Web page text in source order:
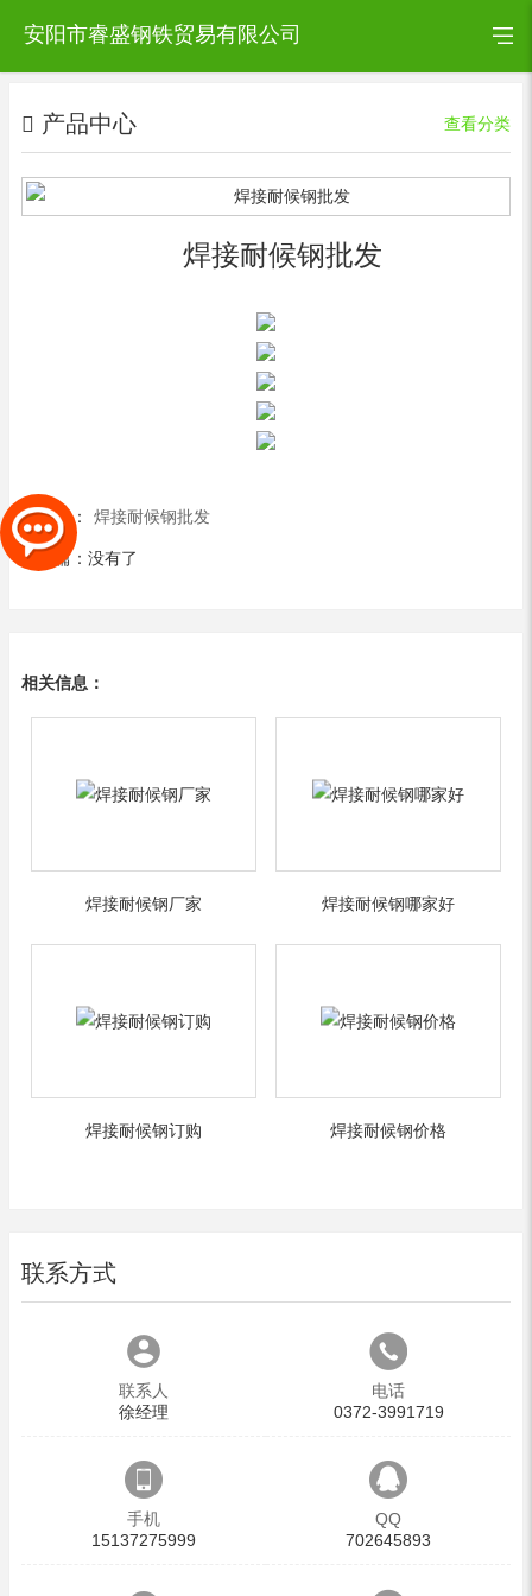
安阳市睿盛钢铁贸易有限公司
产品中心 查看分类
焊接耐候钢批发
上一篇： 焊接耐候钢批发
下一篇：没有了
相关信息：
焊接耐候钢厂家 焊接耐候钢哪家好
焊接耐候钢订购 焊接耐候钢价格
联系方式
联系人
徐经理
电话
0372-3991719
手机
15137275999
QQ
702645893